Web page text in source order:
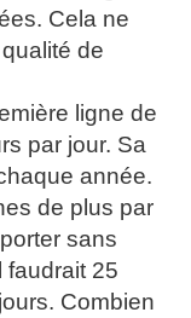
Cela ne
de
ligne de
par jour. Sa
année.
de plus par
sans
faudrait 25
Combien